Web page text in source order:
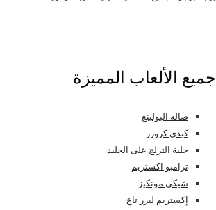
جميع الألعاب المميزة
صالة البولينغ
كيدي كروزر
حلبة التزلج على الجليد
ترامبو اكستريم
شيكي مونكيز
إكستريم ليزر تاغ